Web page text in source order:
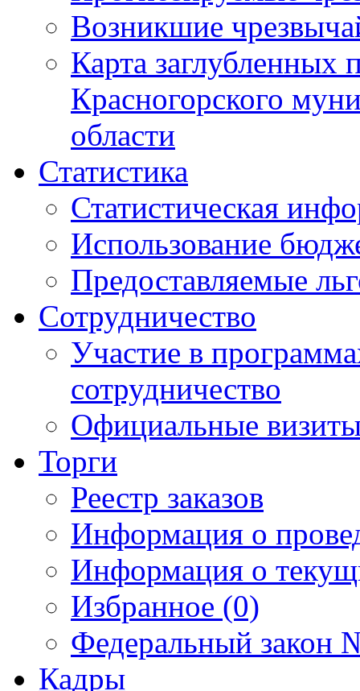
Возникшие
Карта
Красногорского
области
Статистика
Статистическая
Использование
Предоставляемые
Сотрудничество
Участие в
сотрудничество
Официальные
Торги
Реестр заказов
Информация о
Информация о
Избранное (0)
Федеральный закон
Кадры